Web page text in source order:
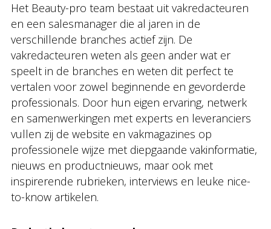
Het Beauty-pro team bestaat uit vakredacteuren
en een salesmanager die al jaren in de
verschillende branches actief zijn. De
vakredacteuren weten als geen ander wat er
speelt in de branches en weten dit perfect te
vertalen voor zowel beginnende en gevorderde
professionals. Door hun eigen ervaring, netwerk
en samenwerkingen met experts en leveranciers
vullen zij de website en vakmagazines op
professionele wijze met diepgaande vakinformatie,
nieuws en productnieuws, maar ook met
inspirerende rubrieken, interviews en leuke nice-
to-know artikelen.